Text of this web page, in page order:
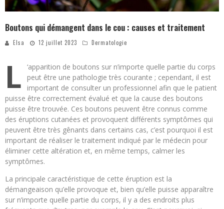
Boutons qui démangent dans le cou : causes et traitement
Elsa 12 juillet 2023 Dermatologie
L
‘apparition de boutons sur n’importe quelle partie du corps
peut être une pathologie très courante ; cependant, il est
important de consulter un professionnel afin que le patient
puisse être correctement évalué et que la cause des boutons
puisse être trouvée. Ces boutons peuvent être connus comme
des éruptions cutanées et provoquent différents symptômes qui
peuvent être très gênants dans certains cas, c’est pourquoi il est
important de réaliser le traitement indiqué par le médecin pour
éliminer cette altération et, en même temps, calmer les
symptômes.
La principale caractéristique de cette éruption est la
démangeaison qu’elle provoque et, bien qu’elle puisse apparaître
sur n’importe quelle partie du corps, il y a des endroits plus